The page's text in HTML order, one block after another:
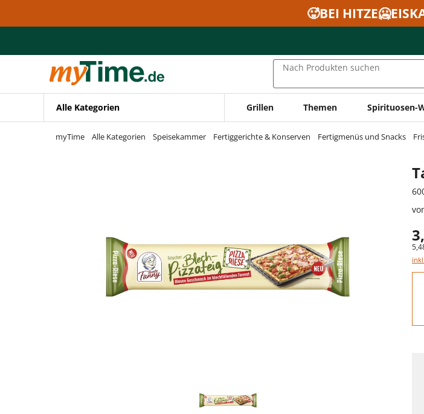
Zur Navigation springen
🥵BEI
Nach Produkten suchen
Alle Kategorien Grillen Themen Spirituosen-
myTime Alle Kategorien Speisekammer Fertiggerichte & Konserven Fertigmenüs und Snacks